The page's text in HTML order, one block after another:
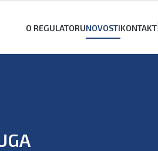
O REGULATORUNOVOSTIKONTAKT